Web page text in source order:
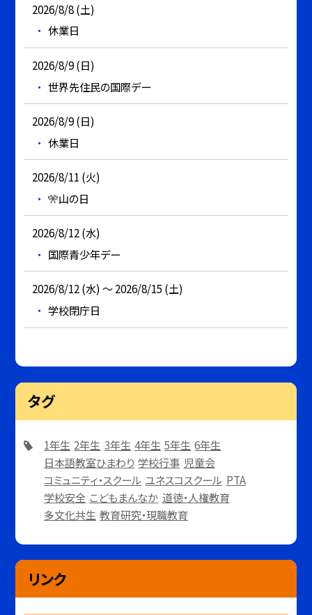
2026/8/8 (土)
休業日
2026/8/9 (日)
世界先住民の国際デー
2026/8/9 (日)
休業日
2026/8/11 (火)
🎌山の日
2026/8/12 (水)
国際青少年デー
2026/8/12 (水) ～ 2026/8/15 (土)
学校閉庁日
タグ
1年生 2年生 3年生 4年生 5年生 6年生
日本語教室ひまわり 学校行事 児童会
コミュニティ・スクール ユネスコスクール PTA
学校安全 こどもまんなか 道徳・人権教育
多文化共生 教育研究・現職教育
リンク